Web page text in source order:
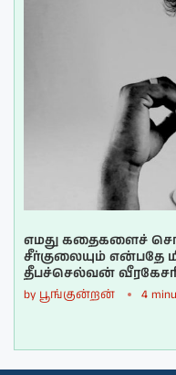
எமது கதைகளைச்
சீர்குலையும் என்பதே
தீபச்செல்வன்
by பூங்குன்றன் 4